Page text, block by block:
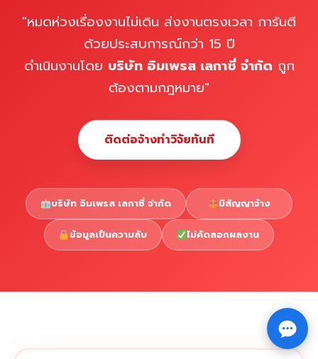
Copyright © 2026 รับทำวิจัย รับทำวิทยานิพนธ์ รับทำ⇧
"หมดห่วงเรื่องงานไม่เดิน ส่งงานตรงเวลา การันตี
ด้วยประสบการณ์กว่า 15 ปี
ดำเนินงานโดย บริษัท อิมเพรส เลกาซี่ จำกัด ถูก
ต้องตามกฎหมาย"
ติดต่อจ้างทำวิจัยทันที
บริษัท อิมเพรส เลกาซี่ จำกัด มีสัญญาจ้าง
ข้อมูลเป็นความลับ ไม่คัดลอกผลงาน